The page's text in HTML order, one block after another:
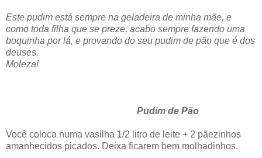
Este pudim está sempre na geladeira de minha mãe, e
como toda filha que se preze, acabo sempre fazendo uma
boquinha por lá, e provando do seu pudim de pão que é dos
deuses.
Moleza!
Pudim de Pão
Você coloca numa vasilha 1/2 litro de leite + 2 pãezinhos
amanhecidos picados. Deixa ficarem bem molhadinhos.